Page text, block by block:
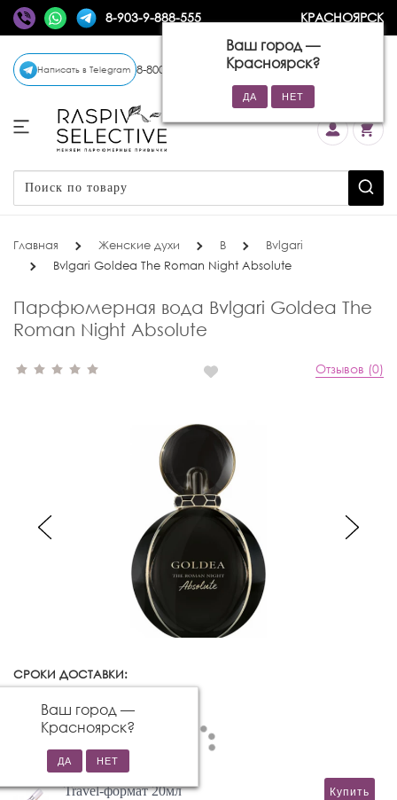
8-903-9-888-555 КРАСНОЯРСК
Ваш город —
Красноярск?
Написать в Telegram 8-800-770-72-34 (бесплатно)
Главная Женские духи B
Bvlgari
Bvlgari Goldea The Roman Night Absolute
Парфюмерная вода Bvlgari Goldea The
Roman Night Absolute
Отзывов (0)
СРОКИ ДОСТАВКИ:
Ваш город —
Красноярск?
Travel-формат 20мл Купить